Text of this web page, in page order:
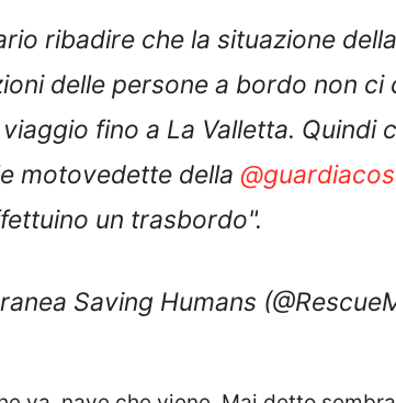
ribadire che la situazione
viaggio fino a La Valletta. Quindi
motovedette della
un trasbordo".